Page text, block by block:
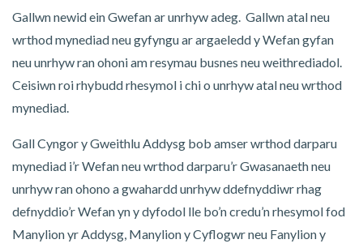
Gallwn newid ein Gwefan ar unrhyw adeg. Gallwn atal neu
wrthod mynediad neu gyfyngu ar argaeledd y Wefan gyfan
neu unrhyw ran ohoni am resymau busnes neu weithrediadol.
Ceisiwn roi rhybudd rhesymol i chi o unrhyw atal neu wrthod
mynediad.
Gall Cyngor y Gweithlu Addysg bob amser wrthod darparu
mynediad i’r Wefan neu wrthod darparu’r Gwasanaeth neu
unrhyw ran ohono a gwahardd unrhyw ddefnyddiwr rhag
defnyddio’r Wefan yn y dyfodol lle bo’n credu’n rhesymol fod
Manylion yr Addysg, Manylion y Cyflogwr neu Fanylion y